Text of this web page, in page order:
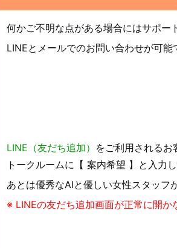
何かご不明な点がある場合にはサポー
LINEとメールでのお問い合わせが可能
LINE（友だち追加） をご利用される
トークルームに【 案内希望 】と入力し
あとは優秀なAIと優しい女性スタッフ
※ LINEの友だち追加画面が正常に開